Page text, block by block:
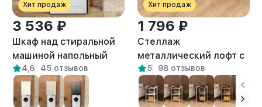
Хит продаж
3 536 ₽
Шкаф над стиральной
машиной напольный
Гата амаретто
4,6 45 отзывов
Хит продаж
1 796 ₽
Стеллаж
металлический лофт с
полками Двина белый/
амаретто
5 98 отзывов